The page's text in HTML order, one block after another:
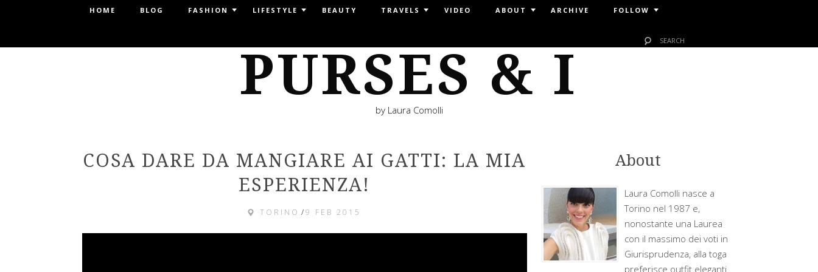
HOME BLOG FASHION LIFESTYLE BEAUTY TRAVELS VIDEO ABOUT ARCHIVE FOLLOW
PURSES & I
by Laura Comolli
COSA DARE DA MANGIARE AI GATTI: LA MIA
ESPERIENZA!
TORINO /9 FEB 2015
About
Laura Comolli nasce a
Torino nel 1987 e,
nonostante una Laurea
con il massimo dei voti in
Giurisprudenza, alla toga
preferisce outfit eleganti